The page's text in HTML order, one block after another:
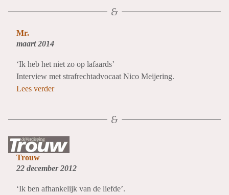
Mr.
maart 2014
‘Ik heb het niet zo op lafaards’
Interview met strafrechtadvocaat Nico Meijering.
Lees verder
Trouw
22 december 2012
‘Ik ben afhankelijk van de liefde’.